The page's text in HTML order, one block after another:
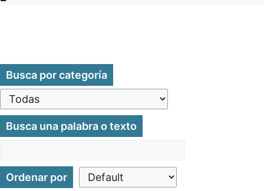
Busca por categoría
Busca una palabra o texto
Ordenar por